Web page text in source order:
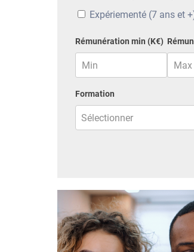
Expériementé (7 ans et
Rémunération min (K€)
Formation